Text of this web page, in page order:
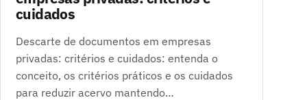
cuidados
Descarte de documentos em empresas
privadas: critérios e cuidados: entenda o
conceito, os critérios práticos e os cuidados
para reduzir acervo mantendo…